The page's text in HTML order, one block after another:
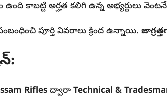
కాబట్టి అర్హత కలిగి ఉన్న అభ్యర్థులు
పూర్తి వివరాలు క్రింద ఉన్నాయి.
Rifles ద్వారా Technical &